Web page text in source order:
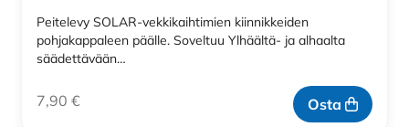
Peitelevy SOLAR-vekkikaihtimien kiinnikkeiden
pohjakappaleen päälle. Soveltuu Ylhäältä- ja alhaalta
säädettävään…
7,90 € Osta